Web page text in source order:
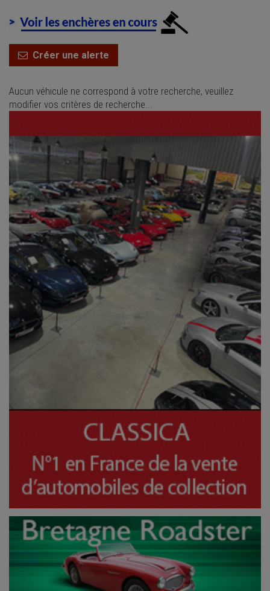
Créer une alerte
Aucun véhicule ne correspond à votre recherche, veuillez
modifier vos critères de recherche...